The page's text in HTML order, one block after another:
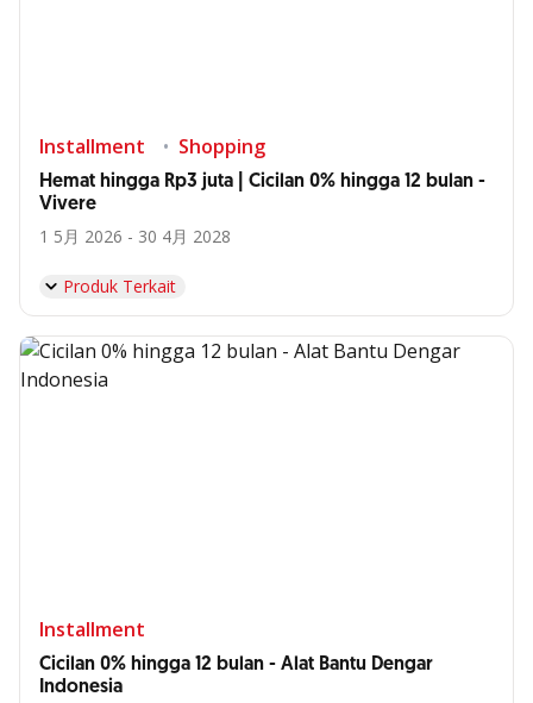
Installment Shopping
Hemat hingga Rp3 juta | Cicilan 0% hingga 12 bulan -
Vivere
1 5月 2026 - 30 4月 2028
Produk Terkait
Installment
Cicilan 0% hingga 12 bulan - Alat Bantu Dengar
Indonesia